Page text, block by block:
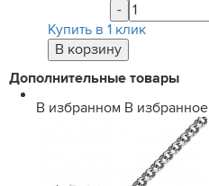
-
Купить в 1 клик
Дополнительные товары
В избранном В избранное